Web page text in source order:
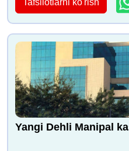
Yangi Dehli Manipal